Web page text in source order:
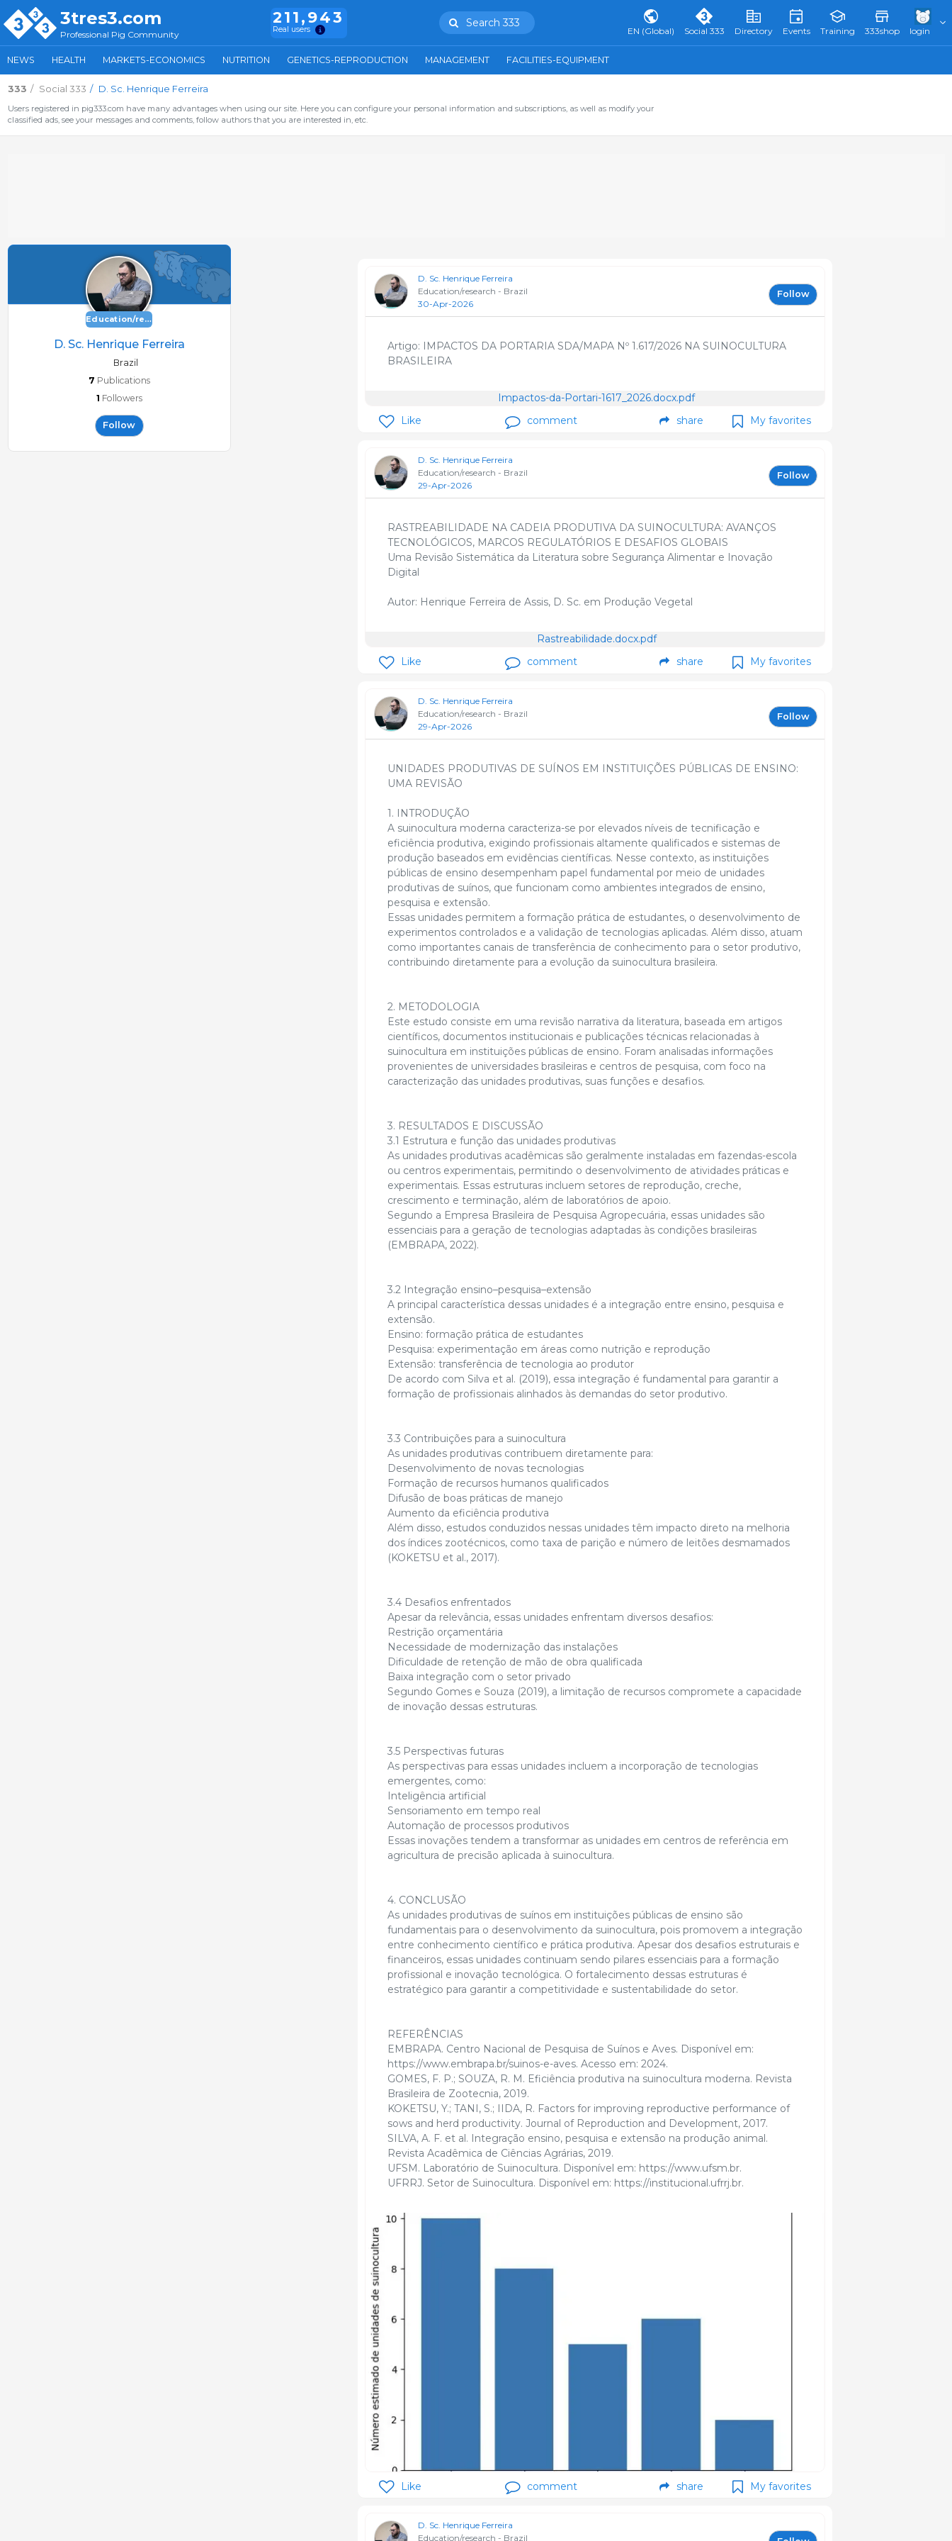
3tres3.com
Professional Pig Community
211,943
Real users
Search 333
EN (Global) Social 333 Directory Events Training 333shop login
NEWS HEALTH MARKETS-ECONOMICS NUTRITION GENETICS-REPRODUCTION MANAGEMENT FACILITIES-EQUIPMENT
333 Social 333 D. Sc. Henrique Ferreira
Users registered in pig333.com have many advantages when using our site. Here you can configure your personal information and subscriptions, as well as modify your
classified ads, see your messages and comments, follow authors that you are interested in, etc.
Education/research
D. Sc. Henrique Ferreira
Brazil
7 Publications
1 Followers
Follow
D. Sc. Henrique Ferreira
Education/research - Brazil
30-Apr-2026
Follow
Artigo: IMPACTOS DA PORTARIA SDA/MAPA Nº 1.617/2026 NA SUINOCULTURA
BRASILEIRA
Impactos-da-Portari-1617_2026.docx.pdf
Like
comment share My favorites
D. Sc. Henrique Ferreira
Education/research - Brazil
29-Apr-2026
Follow
RASTREABILIDADE NA CADEIA PRODUTIVA DA SUINOCULTURA: AVANÇOS
TECNOLÓGICOS, MARCOS REGULATÓRIOS E DESAFIOS GLOBAIS
Uma Revisão Sistemática da Literatura sobre Segurança Alimentar e Inovação
Digital
Autor: Henrique Ferreira de Assis, D. Sc. em Produção Vegetal
Rastreabilidade.docx.pdf
Like
comment share My favorites
D. Sc. Henrique Ferreira
Education/research - Brazil
29-Apr-2026
Follow
UNIDADES PRODUTIVAS DE SUÍNOS EM INSTITUIÇÕES PÚBLICAS DE ENSINO:
UMA REVISÃO
1. INTRODUÇÃO
A suinocultura moderna caracteriza-se por elevados níveis de tecnificação e
eficiência produtiva, exigindo profissionais altamente qualificados e sistemas de
produção baseados em evidências científicas. Nesse contexto, as instituições
públicas de ensino desempenham papel fundamental por meio de unidades
produtivas de suínos, que funcionam como ambientes integrados de ensino,
pesquisa e extensão.
Essas unidades permitem a formação prática de estudantes, o desenvolvimento de
experimentos controlados e a validação de tecnologias aplicadas. Além disso, atuam
como importantes canais de transferência de conhecimento para o setor produtivo,
contribuindo diretamente para a evolução da suinocultura brasileira.
2. METODOLOGIA
Este estudo consiste em uma revisão narrativa da literatura, baseada em artigos
científicos, documentos institucionais e publicações técnicas relacionadas à
suinocultura em instituições públicas de ensino. Foram analisadas informações
provenientes de universidades brasileiras e centros de pesquisa, com foco na
caracterização das unidades produtivas, suas funções e desafios.
3. RESULTADOS E DISCUSSÃO
3.1 Estrutura e função das unidades produtivas
As unidades produtivas acadêmicas são geralmente instaladas em fazendas-escola
ou centros experimentais, permitindo o desenvolvimento de atividades práticas e
experimentais. Essas estruturas incluem setores de reprodução, creche,
crescimento e terminação, além de laboratórios de apoio.
Segundo a Empresa Brasileira de Pesquisa Agropecuária, essas unidades são
essenciais para a geração de tecnologias adaptadas às condições brasileiras
(EMBRAPA, 2022).
3.2 Integração ensino–pesquisa–extensão
A principal característica dessas unidades é a integração entre ensino, pesquisa e
extensão.
Ensino: formação prática de estudantes
Pesquisa: experimentação em áreas como nutrição e reprodução
Extensão: transferência de tecnologia ao produtor
De acordo com Silva et al. (2019), essa integração é fundamental para garantir a
formação de profissionais alinhados às demandas do setor produtivo.
3.3 Contribuições para a suinocultura
As unidades produtivas contribuem diretamente para:
Desenvolvimento de novas tecnologias
Formação de recursos humanos qualificados
Difusão de boas práticas de manejo
Aumento da eficiência produtiva
Além disso, estudos conduzidos nessas unidades têm impacto direto na melhoria
dos índices zootécnicos, como taxa de parição e número de leitões desmamados
(KOKETSU et al., 2017).
3.4 Desafios enfrentados
Apesar da relevância, essas unidades enfrentam diversos desafios:
Restrição orçamentária
Necessidade de modernização das instalações
Dificuldade de retenção de mão de obra qualificada
Baixa integração com o setor privado
Segundo Gomes e Souza (2019), a limitação de recursos compromete a capacidade
de inovação dessas estruturas.
3.5 Perspectivas futuras
As perspectivas para essas unidades incluem a incorporação de tecnologias
emergentes, como:
Inteligência artificial
Sensoriamento em tempo real
Automação de processos produtivos
Essas inovações tendem a transformar as unidades em centros de referência em
agricultura de precisão aplicada à suinocultura.
4. CONCLUSÃO
As unidades produtivas de suínos em instituições públicas de ensino são
fundamentais para o desenvolvimento da suinocultura, pois promovem a integração
entre conhecimento científico e prática produtiva. Apesar dos desafios estruturais e
financeiros, essas unidades continuam sendo pilares essenciais para a formação
profissional e inovação tecnológica. O fortalecimento dessas estruturas é
estratégico para garantir a competitividade e sustentabilidade do setor.
REFERÊNCIAS
EMBRAPA. Centro Nacional de Pesquisa de Suínos e Aves. Disponível em:
https://www.embrapa.br/suinos-e-aves⁠. Acesso em: 2024.
GOMES, F. P.; SOUZA, R. M. Eficiência produtiva na suinocultura moderna. Revista
Brasileira de Zootecnia, 2019.
KOKETSU, Y.; TANI, S.; IIDA, R. Factors for improving reproductive performance of
sows and herd productivity. Journal of Reproduction and Development, 2017.
SILVA, A. F. et al. Integração ensino, pesquisa e extensão na produção animal.
Revista Acadêmica de Ciências Agrárias, 2019.
UFSM. Laboratório de Suinocultura. Disponível em: https://www.ufsm.br⁠.
UFRRJ. Setor de Suinocultura. Disponível em: https://institucional.ufrrj.br⁠.
Like comment share My favorites
D. Sc. Henrique Ferreira
Education/research - Brazil